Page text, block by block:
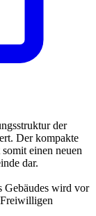
der
Der kompakte
einen neuen
dar.
Gebäudes wird vor